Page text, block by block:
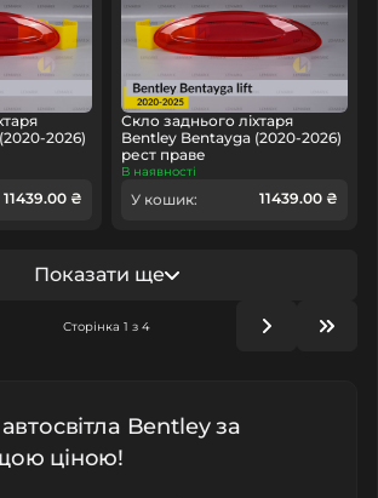
2026)
11439.00 ₴
Скло заднього ліхтаря
Bentley Bentayga (2020-2026)
рест праве
В наявності
У кошик: 11439.00 ₴
Показати ще
Сторінка 1 з 4
Bentley за
ціною!